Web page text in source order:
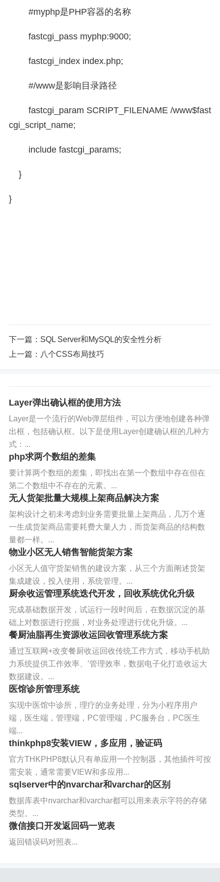
#myphp是PHP容器的名称
fastcgi_pass myphp:9000;
fastcgi_index index.php;
#/www是影响目录路径
fastcgi_param SCRIPT_FILENAME /www$fast
cgi_script_name;
include fastcgi_params;
}
}
下一篇： SQL Server和MySQL的安全性分析
上一篇： 八个CSS布局技巧
Layer弹出确认框的使用方法
Layer是一个流行的Web弹层组件，可以方便地创建各种弹
出框，包括确认框。以下是使用Layer创建确认框的几种方
式：...
php求两个数组的差集
要计算两个数组的差集，即找出在第一个数组中存在但在
第二个数组中不存在的元素。...
无人货架批量大规模上架商品解决方案
架构设计之初未考虑到业务需要批量上架商品，几万个逐
一生成货架商品需要耗费大量人力，而货架商品的结构数
量都一样。...
物业小区无人销售智能货架方案
小区无人值守货架销售的建设方案，从三个方面阐述货架
集成建设，投入使用，系统管理。...
厨余收运管理系统迭代开发，回收系统优化升级
完成基础数据开发，试运行一段时间后，在数据沉淀的基
础上对数据进行挖掘，对业务处理进行优化升级。...
餐厨油脂再生资源收运回收管理系统方案
通过互联网+改变餐厨收运回收传统工作方式，移动手机助
力系统提供工作效率、’管理效率，数据电子化打造收运大
数据建设。...
医馆诊所管理系统
实现中医馆中诊所，理疗的业务处理，分为小程序用户
端，医生端，管理端，PC管理端，PC服务台，PC医生
端...
thinkphp8安装VIEW，多应用，验证码
官方THKPHP8默认只有单应用一个控制器，其他插件可按
需安装，通常需要VIEW和多应用...
sqlserver中的nvarchar和varchar的区别
数据库表中nvarchar和varchar都可以用来表示字符的存储
类型。...
微信接口开发返回码一览表
返回错误码对照表...